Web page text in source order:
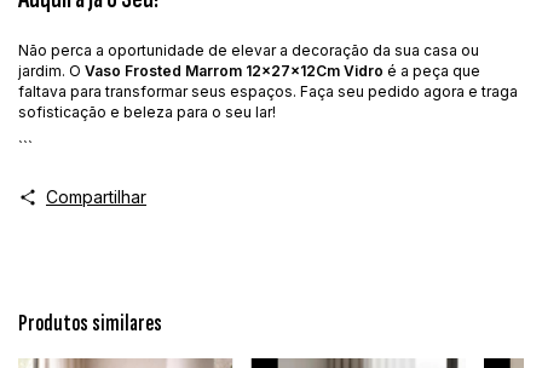
Não perca a oportunidade de elevar a decoração da sua casa ou
jardim. O Vaso Frosted Marrom 12x27x12Cm Vidro é a peça que
faltava para transformar seus espaços. Faça seu pedido agora e traga
sofisticação e beleza para o seu lar!
```
Compartilhar
Produtos similares